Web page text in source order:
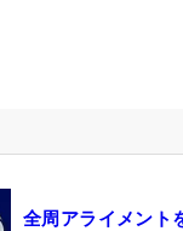
全周アライメント